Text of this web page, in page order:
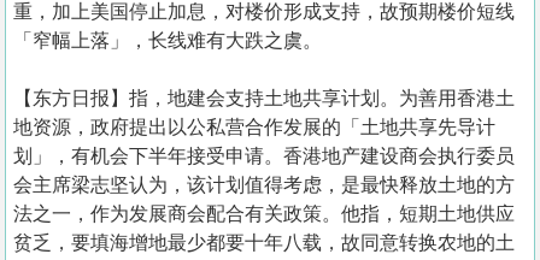
重，加上美国停止加息，对楼价形成支持，故预期楼价短线
「窄幅上落」，长线难有大跌之虞。
【东方日报】指，地建会支持土地共享计划。为善用香港土
地资源，政府提出以公私营合作发展的「土地共享先导计
划」，有机会下半年接受申请。香港地产建设商会执行委员
会主席梁志坚认为，该计划值得考虑，是最快释放土地的方
法之一，作为发展商会配合有关政策。他指，短期土地供应
贫乏，要填海增地最少都要十年八载，故同意转换农地的土